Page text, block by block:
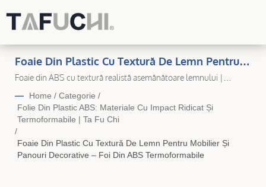
Foaie Din Plastic Cu Textură De Lemn Pentru
Mobilier Și Panouri Decorative – Foi Din ABS
Termoformabile | Soluții De Foi Plastice
Durabile Și De Înaltă Calitate Pentru Fiecare
Aplicație
Foaie din ABS cu textură realistă asemănătoare lemnului |
Home / Categorie /
Folie Din Plastic ABS: Materiale Cu Impact Ridicat Și
Termoformabile | Ta Fu Chi
/
Foaie Din Plastic Cu Textură De Lemn Pentru Mobilier Și
Panouri Decorative – Foi Din ABS Termoformabile